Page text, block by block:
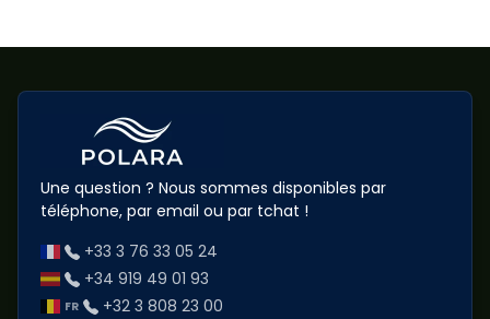
Une question ? Nous sommes disponibles par
téléphone, par email ou par tchat !
+33 3 76 33 05 24
+34 919 49 01 93
+32 3 808 23 00